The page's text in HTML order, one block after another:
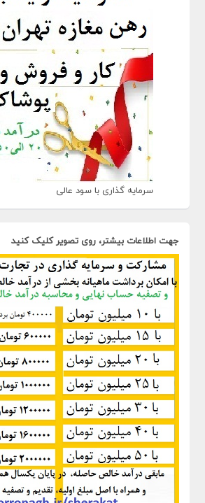
سرمایه گذاری با سود عالی
جهت اطلاعات بیشتر، روی تصویر کلیک کنید